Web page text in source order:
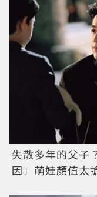
失散多年的父子
因」萌娃顏值太